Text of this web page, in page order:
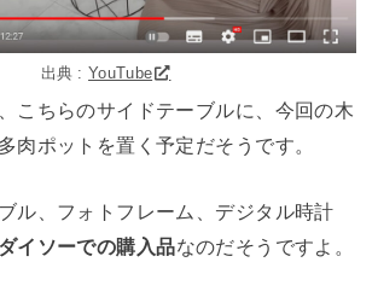
出典 :YouTube
こちらのサイドテーブルに、今回の木
肉ポットを置く予定だそうです。
ル、フォトフレーム、デジタル時計
ダイソーでの購入品なのだそうですよ。